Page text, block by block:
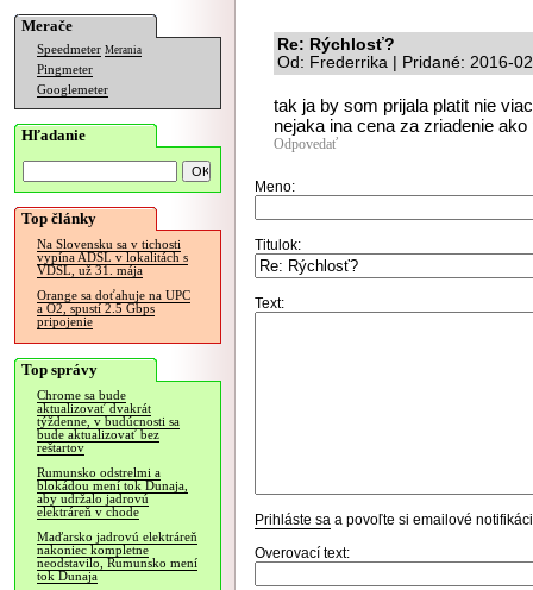
Merače
Speedmeter Merania
Pingmeter
Googlemeter
Hľadanie
Top články
Na Slovensku sa v tichosti
vypína ADSL v lokalitách s
VDSL, už 31. mája
Orange sa doťahuje na UPC
a O2, spustí 2.5 Gbps
pripojenie
Top správy
Chrome sa bude
aktualizovať dvakrát
týždenne, v budúcnosti sa
bude aktualizovať bez
reštartov
Rumunsko odstrelmi a
blokádou mení tok Dunaja,
aby udržalo jadrovú
elektráreň v chode
Maďarsko jadrovú elektráreň
nakoniec kompletne
neodstavilo, Rumunsko mení
tok Dunaja
Re: Rýchlosť?
Od: Frederrika | Pridané: 2016-
tak ja by som prijala platit nie
nejaka ina cena za zriadenie
Odpovedať
Meno:
Titulok:
Text:
Prihláste sa a povoľte si emailové
Overovací text: